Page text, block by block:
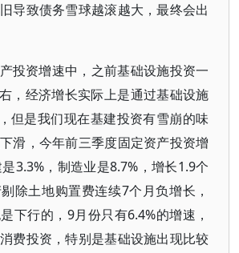
导致债务雪球越滚越大，最终会出
投资增速中，之前基础设施投资一
，经济增长实际上是通过基础设施
但是我们现在基建投资有雪崩的味
滑，今年前三季度固定资产投资增
3.3%，制造业是8.7%，增长1.9个
除土地购置费连续7个月负增长，
下行的，9月份只有6.4%的增速，
费投资，特别是基础设施出现比较